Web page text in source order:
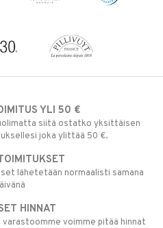
YLI 50 €
siitä ostatko yksittäisen
joka ylittää 50 €.
lähetetään normaalisti samana
HINNAT
voimme pitää hinnat